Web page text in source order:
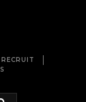
RECRUIT